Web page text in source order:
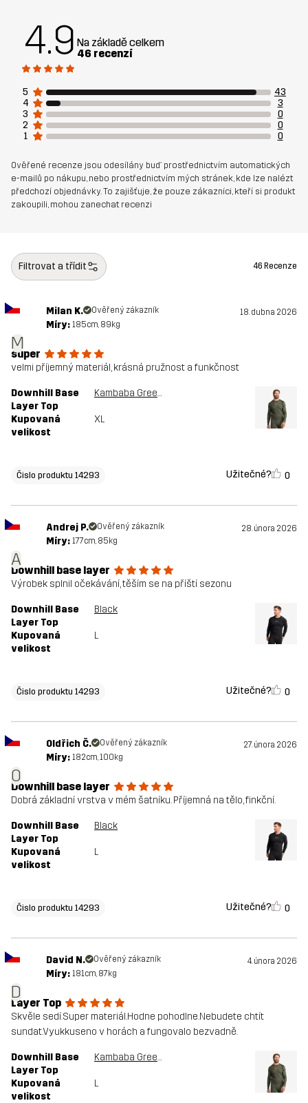
Určeno pro VŠECHNO
4.9 Na základě celkem
46 recenzí
5
43
4
3
3
0
2
0
1
0
Ověřené recenze jsou odesílány buď prostřednictvím automatických
e-mailů po nákupu, nebo prostřednictvím mých stránek, kde lze nalézt
předchozí objednávky. To zajišťuje, že pouze zákazníci, kteří si produkt
zakoupili, mohou zanechat recenzi
Filtrovat a třídit 46 Recenze
M
Milan K. Ověřený zákazník 18. dubna 2026
Míry: 185cm, 89kg
super
velmi příjemný materiál, krásná pružnost a funkčnost
Downhill Base
Layer Top
Kambaba Green/Rosin Green
Kupovaná
velikost
XL
Čislo produktu 14293 Užitečné? 0
A
Andrej P. Ověřený zákazník 28. února 2026
Míry: 177cm, 85kg
Downhill base layer
Výrobek splnil očekávání, těším se na příští sezonu
Downhill Base
Layer Top
Black
Kupovaná
velikost
L
Čislo produktu 14293 Užitečné? 0
O
Oldřich Č. Ověřený zákazník 27. února 2026
Míry: 182cm, 100kg
Downhill base layer
Dobrá základní vrstva v mém šatníku. Příjemná na tělo, finkční.
Downhill Base
Layer Top
Black
Kupovaná
velikost
L
Čislo produktu 14293 Užitečné? 0
D
David N. Ověřený zákazník 4. února 2026
Míry: 181cm, 87kg
Layer Top
Skvěle sedí.Super materiál.Hodne pohodlne.Nebudete chtít
sundat.Vyukkuseno v horách a fungovalo bezvadně.
Downhill Base
Layer Top
Kambaba Green/Rosin Green
Kupovaná
velikost
L